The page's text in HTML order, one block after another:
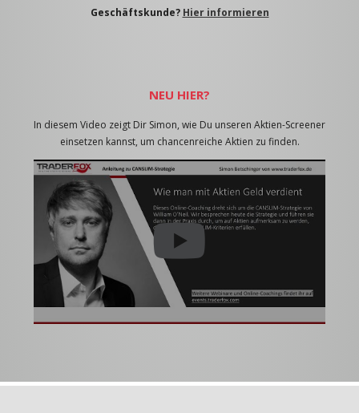
Geschäftskunde? Hier informieren
NEU HIER?
In diesem Video zeigt Dir Simon, wie Du unseren Aktien-Screener
einsetzen kannst, um chancenreiche Aktien zu finden.